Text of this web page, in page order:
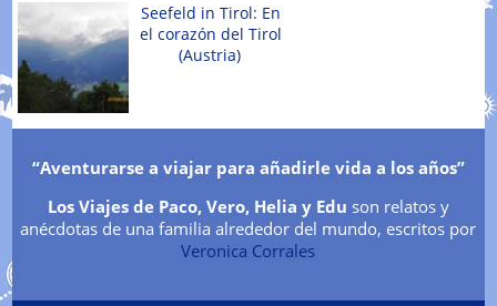
Seefeld in Tirol: En
el corazón del Tirol
(Austria)
“Aventurarse a viajar para añadirle vida a los años”
Los Viajes de Paco, Vero, Helia y Edu son relatos y
anécdotas de una familia alrededor del mundo, escritos por
Veronica Corrales